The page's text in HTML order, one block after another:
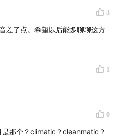
受到他的一条朋友圈启发：
软件开发范式，包括开发框
测性工程和质量体系等等，
牛，Lepton AI 创始人 CEO
Facebook AI 到阿里巴巴，
元老，到创立Lepton AI，
个AI开发生态有怎样的演
3
差了点。希望以后能多聊聊这方
1
0
那个？climatic？cleanmatic？